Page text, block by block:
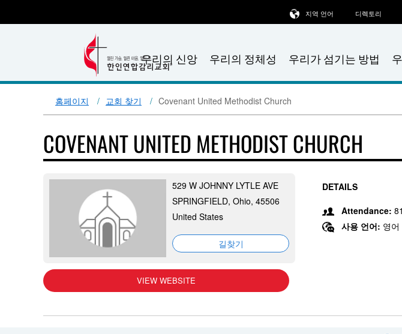
우리의 신앙 우리의 정체성 우리가 섬기는 방법
지역 언어 디렉토리
홈페이지 교회 찾기 Covenant United Methodist Church
COVENANT UNITED METHODIST CHURCH
529 W JOHNNY LYTLE AVE
SPRINGFIELD, Ohio, 45506
United States
길찾기
VIEW WEBSITE
DETAILS
Attendance: 81
사용 언어: 영어